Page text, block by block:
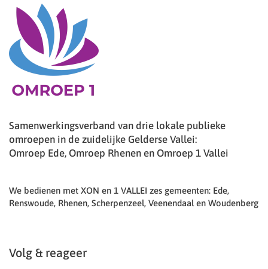
Samenwerkingsverband van drie lokale publieke
omroepen in de zuidelijke Gelderse Vallei:
Omroep Ede, Omroep Rhenen en Omroep 1 Vallei
We bedienen met XON en 1 VALLEI zes gemeenten: Ede,
Renswoude, Rhenen, Scherpenzeel, Veenendaal en Woudenberg
Volg & reageer